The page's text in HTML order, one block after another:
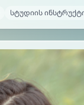
სტუდიის